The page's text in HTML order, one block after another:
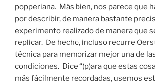
popperiana. Más bien, nos parece que
por describir, de manera bastante
experimento realizado de manera que
replicar. De hecho, incluso recurre
técnica para memorizar mejor una de las
condiciones. Dice “(p)ara que estas
más fácilmente recordadas, usemos